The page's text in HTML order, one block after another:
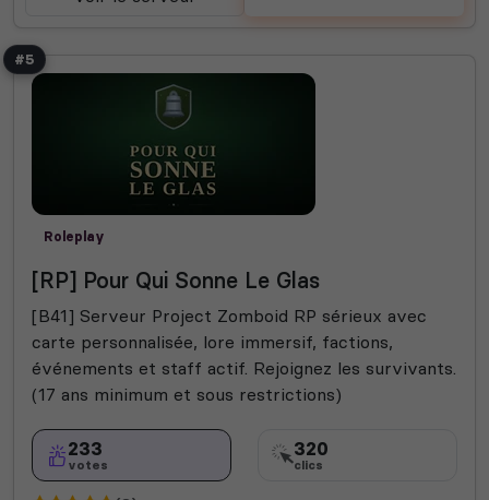
#5
Roleplay
[RP] Pour Qui Sonne Le Glas
[B41] Serveur Project Zomboid RP sérieux avec
carte personnalisée, lore immersif, factions,
événements et staff actif. Rejoignez les survivants.
(17 ans minimum et sous restrictions)
233
votes
320
clics